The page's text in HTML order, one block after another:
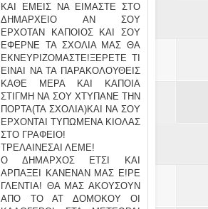
ΚΑΙ ΕΜΕΙΣ ΝΑ ΕΙΜΑΣΤΕ ΣΤΟ
ΔΗΜΑΡΧΕΙΟ ΑΝ ΣΟΥ
ΕΡΧΟΤΑΝ ΚΑΠΟΙΟΣ ΚΑΙ ΣΟΥ
ΕΦΕΡΝΕ ΤΑ ΣΧΟΛΙΑ ΜΑΣ ΘΑ
ΕΚΝΕΥΡΙΖΟΜΑΣΤΕ!ΞΕΡΕΤΕ ΤΙ
ΕΙΝΑΙ ΝΑ ΤΑ ΠΑΡΑΚΟΛΟΥΘΕΙΣ
ΚΑΘΕ ΜΕΡΑ ΚΑΙ ΚΑΠΟΙΑ
ΣΤΙΓΜΗ ΝΑ ΣΟΥ ΧΤΥΠΑΝΕ ΤΗΝ
ΠΟΡΤΑ(ΤΑ ΣΧΟΛΙΑ)ΚΑΙ ΝΑ ΣΟΥ
ΕΡΧΟΝΤΑΙ ΤΥΠΩΜΕΝΑ ΚΙΟΛΑΣ
ΣΤΟ ΓΡΑΦΕΙΟ!
ΤΡΕΛΑΙΝΕΣΑΙ ΛΕΜΕ!
Ο ΔΗΜΑΡΧΟΣ ΕΤΣΙ ΚΑΙ
ΑΡΠΑΞΕΙ ΚΑΝΕΝΑΝ ΜΑΣ Ε!ΡΕ
ΓΛΕΝΤΙΑ! ΘΑ ΜΑΣ ΑΚΟΥΣΟΥΝ
ΑΠΟ ΤΟ ΑΤ ΔΟΜΟΚΟΥ ΟΙ